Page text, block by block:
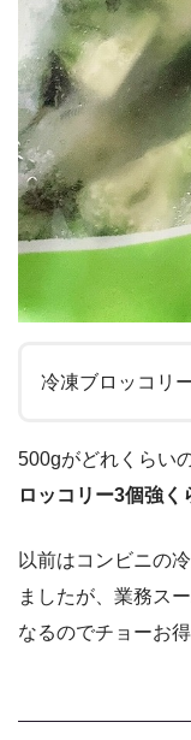
冷凍ブロッコリ
500gがどれくらい
ロッコリー3個強く
以前はコンビニの
ましたが、業務ス
なるのでチョーお